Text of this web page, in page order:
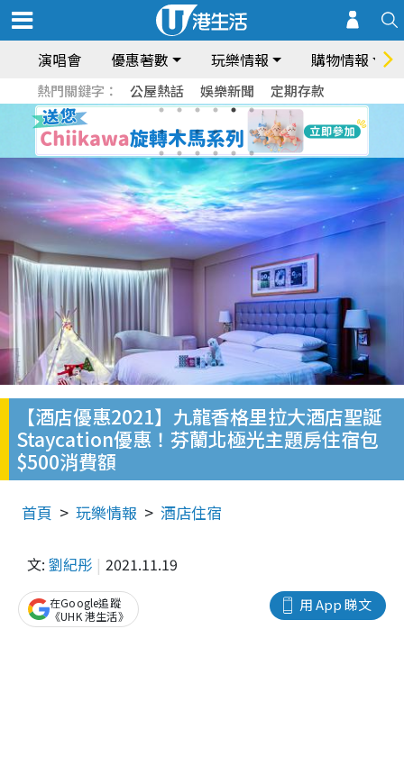
演唱會 優惠著數 玩樂情報 購物情報
熱門關鍵字： 公屋熱話 娛樂新聞 定期存款
【酒店優惠2021】九龍香格里拉大酒店聖誕
Staycation優惠！芬蘭北極光主題房住宿包
$500消費額
首頁 玩樂情報 酒店住宿
文: 劉紀彤 2021.11.19
用 App 睇文
在Google追蹤
《UHK 港生活》